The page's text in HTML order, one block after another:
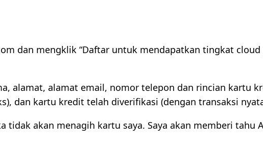
dan mengklik “Daftar untuk mendapatkan tingkat
alamat, alamat email, nomor telepon dan rincian kartu
dan kartu kredit telah diverifikasi (dengan transaksi
tidak akan menagih kartu saya. Saya akan memberi tahu